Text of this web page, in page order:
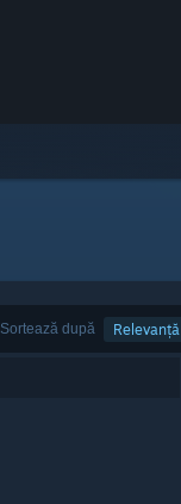
Sortează după Relevanță